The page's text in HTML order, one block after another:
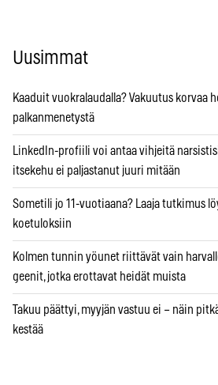
Uusimmat
Kaaduit vuokralaudalla? Vakuutus korvaa
palkanmenetystä
LinkedIn-profiili voi antaa vihjeitä
itsekehu ei paljastanut juuri mitään
Sometili jo 11-vuotiaana? Laaja tutkimus
koetuloksiin
Kolmen tunnin yöunet riittävät vain
geenit, jotka erottavat heidät muista
Takuu päättyi, myyjän vastuu ei – näin
kestää